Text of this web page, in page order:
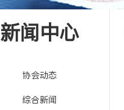
新闻中心
协会动态
综合新闻